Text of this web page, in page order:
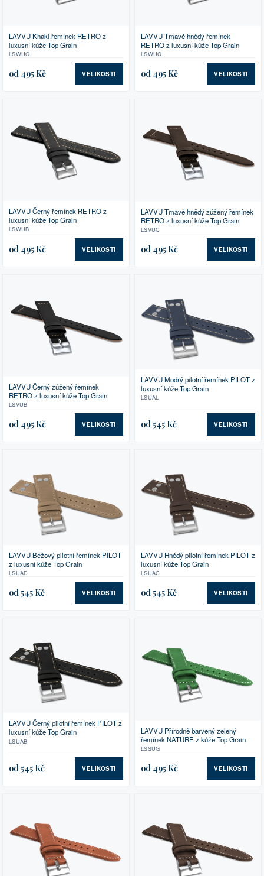
LAVVU Khaki řemínek RETRO z
luxusní kůže Top Grain
LSWUG
od 495 Kč VELIKOSTI
LAVVU Tmavě hnědý řemínek
RETRO z luxusní kůže Top Grain
LSWUC
od 495 Kč VELIKOSTI
LAVVU Černý řemínek RETRO z
luxusní kůže Top Grain
LSWUB
od 495 Kč VELIKOSTI
LAVVU Tmavě hnědý zúžený řemínek
RETRO z luxusní kůže Top Grain
LSVUC
od 495 Kč VELIKOSTI
LAVVU Černý zúžený řemínek
RETRO z luxusní kůže Top Grain
LSVUB
od 495 Kč VELIKOSTI
LAVVU Modrý pilotní řemínek PILOT z
luxusní kůže Top Grain
LSUAL
od 545 Kč VELIKOSTI
LAVVU Béžový pilotní řemínek PILOT
z luxusní kůže Top Grain
LSUAD
od 545 Kč VELIKOSTI
LAVVU Hnědý pilotní řemínek PILOT z
luxusní kůže Top Grain
LSUAC
od 545 Kč VELIKOSTI
LAVVU Černý pilotní řemínek PILOT z
luxusní kůže Top Grain
LSUAB
od 545 Kč VELIKOSTI
LAVVU Přírodně barvený zelený
řemínek NATURE z kůže Top Grain
LSSUG
od 495 Kč VELIKOSTI